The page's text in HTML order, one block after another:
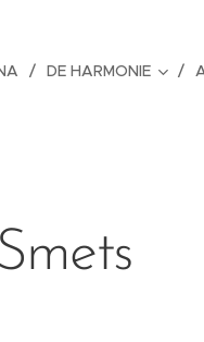
DE HARMONIE